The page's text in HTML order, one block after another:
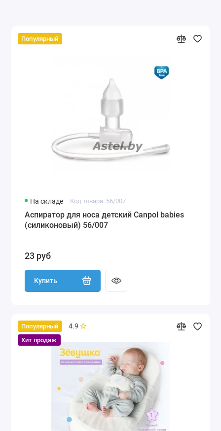
Популярный
На складе Код товара: 56/007
Аспиратор для носа детский Canpol babies
(силиконовый) 56/007
23 руб
Купить
Популярный
Хит продаж
4.9